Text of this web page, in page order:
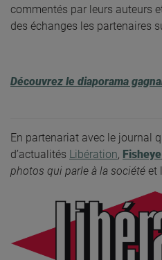
commentés par leurs auteurs
des échanges les partenaires
Découvrez le diaporama
En partenariat avec le journal
d’actualités Libération,
photos qui parle à la société et